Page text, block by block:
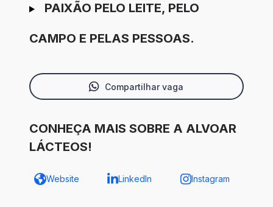
PAIXÃO PELO LEITE, PELO
CAMPO E PELAS PESSOAS.
Compartilhar vaga
CONHEÇA MAIS SOBRE A ALVOAR
LÁCTEOS!
Website LinkedIn Instagram